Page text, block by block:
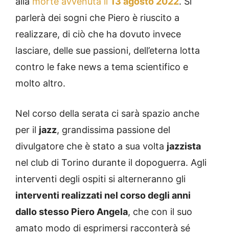
parlerà dei sogni che Piero è riuscito a
realizzare, di ciò che ha dovuto invece
lasciare, delle sue passioni, dell’eterna lotta
contro le fake news a tema scientifico e
molto altro.
Nel corso della serata ci sarà spazio anche
per il jazz, grandissima passione del
divulgatore che è stato a sua volta jazzista
nel club di Torino durante il dopoguerra. Agli
interventi degli ospiti si alterneranno gli
interventi realizzati nel corso degli anni
dallo stesso Piero Angela, che con il suo
amato modo di esprimersi racconterà sé